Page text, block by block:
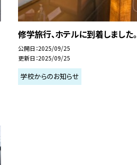
修学旅行、ホテルに到着しました。
公開日 2025/09/25
更新日 2025/09/25
学校からのお知らせ